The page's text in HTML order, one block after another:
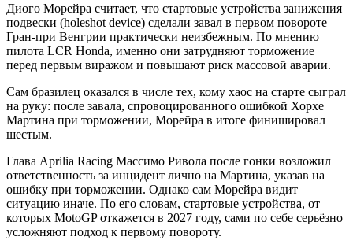
Диого Морейра считает, что стартовые устройства занижения
подвески (holeshot device) сделали завал в первом повороте
Гран-при Венгрии практически неизбежным. По мнению
пилота LCR Honda, именно они затрудняют торможение
перед первым виражом и повышают риск массовой аварии.
Сам бразилец оказался в числе тех, кому хаос на старте сыграл
на руку: после завала, спровоцированного ошибкой Хорхе
Мартина при торможении, Морейра в итоге финишировал
шестым.
Глава Aprilia Racing Массимо Ривола после гонки возложил
ответственность за инцидент лично на Мартина, указав на
ошибку при торможении. Однако сам Морейра видит
ситуацию иначе. По его словам, стартовые устройства, от
которых MotoGP откажется в 2027 году, сами по себе серьёзно
усложняют подход к первому повороту.